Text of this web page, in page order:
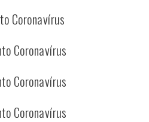
Coronavírus
Coronavírus
Coronavírus
Coronavírus